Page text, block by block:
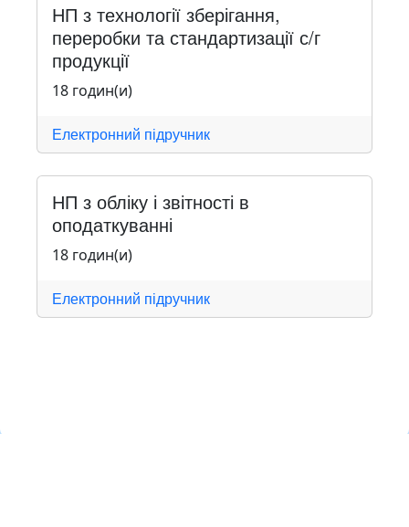
НП з технології зберігання,
переробки та стандартизації с/г
продукції
18 годин(и)
Електронний підручник
НП з обліку і звітності в
оподаткуванні
18 годин(и)
Електронний підручник